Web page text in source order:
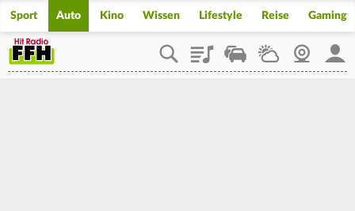
Sport Auto Kino Wissen Lifestyle Reise Gaming
PlaylistStaupilotWetterWebcam